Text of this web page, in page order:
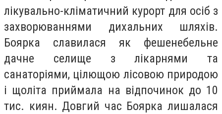
лікувально-кліматичний курорт для осіб з
захворюваннями дихальних шляхів.
Боярка славилася як фешенебельне
дачне селище з лікарнями та
санаторіями, цілющою лісовою природою
і щоліта приймала на відпочинок до 10
тис. киян. Довгий час Боярка лишалася